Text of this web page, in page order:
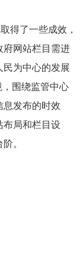
得了一些成效，
府网站栏目需进
民为中心的发展
围绕监管中心
息发布的时效
布局和栏目设
。